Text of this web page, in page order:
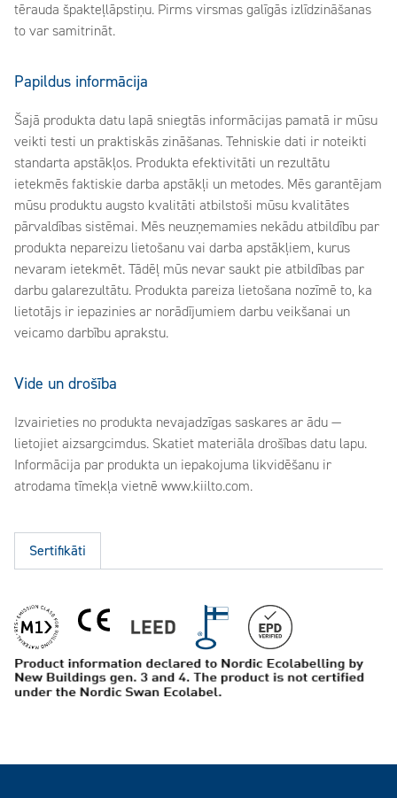
tērauda špakteļlāpstiņu. Pirms virsmas galīgās izlīdzināšanas
to var samitrināt.
Papildus informācija
Šajā produkta datu lapā sniegtās informācijas pamatā ir mūsu
veikti testi un praktiskās zināšanas. Tehniskie dati ir noteikti
standarta apstākļos. Produkta efektivitāti un rezultātu
ietekmēs faktiskie darba apstākļi un metodes. Mēs garantējam
mūsu produktu augsto kvalitāti atbilstoši mūsu kvalitātes
pārvaldības sistēmai. Mēs neuzņemamies nekādu atbildību par
produkta nepareizu lietošanu vai darba apstākļiem, kurus
nevaram ietekmēt. Tādēļ mūs nevar saukt pie atbildības par
darbu galarezultātu. Produkta pareiza lietošana nozīmē to, ka
lietotājs ir iepazinies ar norādījumiem darbu veikšanai un
veicamo darbību aprakstu.
Vide un drošība
Izvairieties no produkta nevajadzīgas saskares ar ādu —
lietojiet aizsargcimdus. Skatiet materiāla drošības datu lapu.
Informācija par produkta un iepakojuma likvidēšanu ir
atrodama tīmekļa vietnē www.kiilto.com.
Sertifikāti